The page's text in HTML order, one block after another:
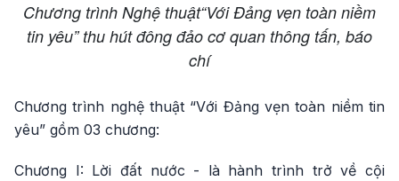
Chương trình Nghệ thuật“Với Đảng vẹn toàn niềm
tin yêu” thu hút đông đảo cơ quan thông tấn, báo
chí
Chương trình nghệ thuật “Với Đảng vẹn toàn niềm tin
yêu” gồm 03 chương:
Chương I: Lời đất nước - là hành trình trở về cội